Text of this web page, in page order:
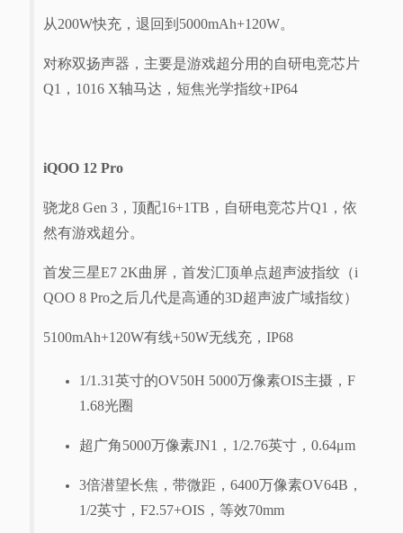
从200W快充，退回到5000mAh+120W。
对称双扬声器，主要是游戏超分用的自研电竞芯片
Q1，1016 X轴马达，短焦光学指纹+IP64
iQOO 12 Pro
骁龙8 Gen 3，顶配16+1TB，自研电竞芯片Q1，依
然有游戏超分。
首发三星E7 2K曲屏，首发汇顶单点超声波指纹（i
QOO 8 Pro之后几代是高通的3D超声波广域指纹）
5100mAh+120W有线+50W无线充，IP68
1/1.31英寸的OV50H 5000万像素OIS主摄，F
1.68光圈
超广角5000万像素JN1，1/2.76英寸，0.64μm
3倍潜望长焦，带微距，6400万像素OV64B，
1/2英寸，F2.57+OIS，等效70mm